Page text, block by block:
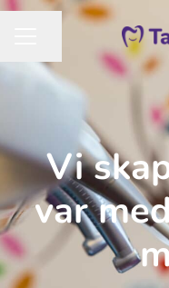
Dela sidan
Vi
var